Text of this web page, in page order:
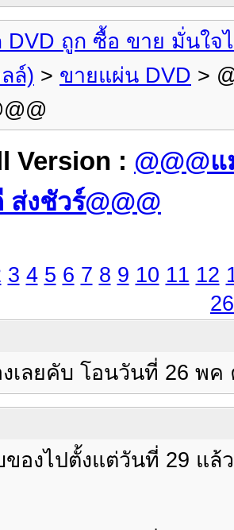
DVD ถูก ซื้อ ขาย มั่นใจ
ล์) > ขายแผ่น DVD >
Version : @@@
งชัวร์@@@
3 4 5 6 7 8 9 10 11 12
26
เลยคับ โอนวันที่ 26 พค
ของไปตั้งแต่วันที่ 29 แ